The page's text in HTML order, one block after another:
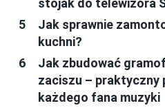
Jak sprawnie
kuchni?
Jak zbudować
zaciszu – praktyczny
każdego fana muzyki